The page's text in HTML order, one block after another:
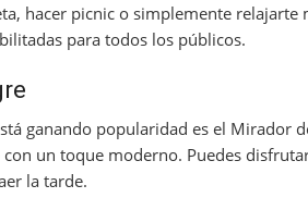
hacer picnic o simplemente
para todos los públicos.
ganando popularidad es el Mirador
un toque moderno. Puedes
la tarde.